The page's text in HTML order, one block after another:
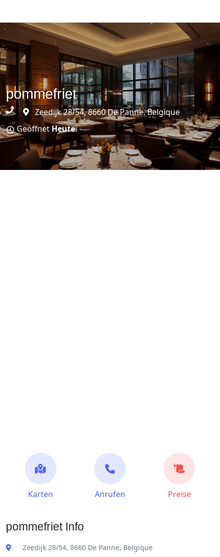
pommefriet
Zeedijk 28/54, 8660 De Panne, Belgique
Geöffnet Heute: -
Karten Anrufen Preise
pommefriet Info
Zeedijk 28/54, 8660 De Panne, Belgique